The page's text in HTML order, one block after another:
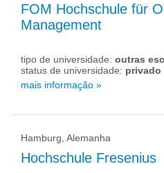
FOM Hochschule für
Management
tipo de universidade: outras
status de universidade: privado
mais informação »
Hamburg, Alemanha
Hochschule Fresenius